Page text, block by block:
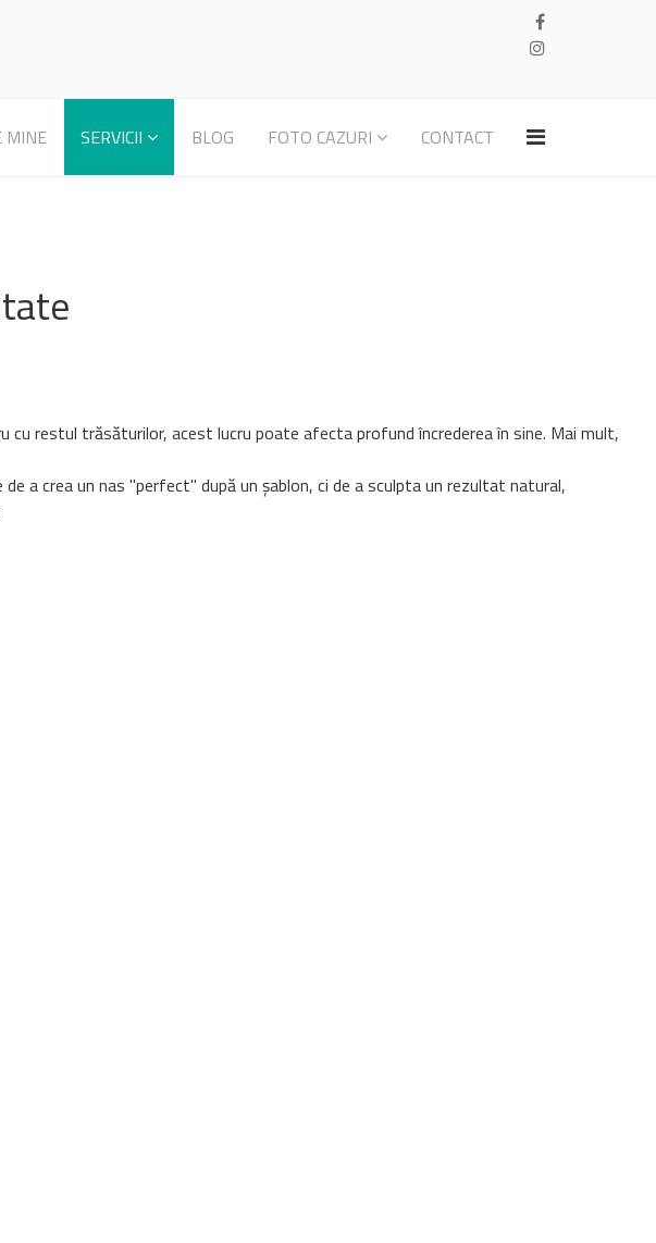
MINE SERVICII BLOG FOTO CAZURI CONTACT
cu restul trăsăturilor, acest lucru poate afecta profund încrederea în sine. Mai mult,
a crea un nas "perfect" după un șablon, ci de a sculpta un rezultat natural,